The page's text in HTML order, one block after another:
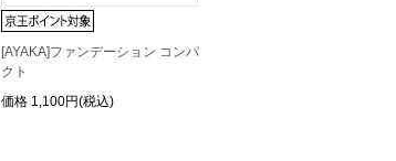
[AYAKA]ファンデーション コンパ
クト
価格 1,100円(税込)